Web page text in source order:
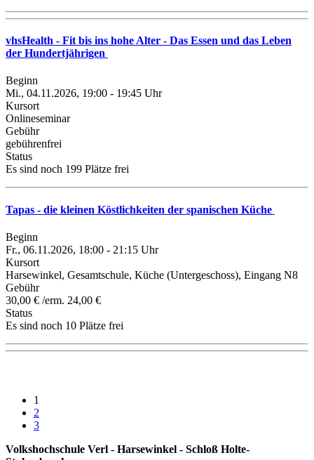
vhsHealth - Fit bis ins hohe Alter - Das Essen und das Leben
der Hundertjährigen
Beginn
Mi., 04.11.2026, 19:00 - 19:45 Uhr
Kursort
Onlineseminar
Gebühr
gebührenfrei
Status
Es sind noch 199 Plätze frei
Tapas - die kleinen Köstlichkeiten der spanischen Küche
Beginn
Fr., 06.11.2026, 18:00 - 21:15 Uhr
Kursort
Harsewinkel, Gesamtschule, Küche (Untergeschoss), Eingang N8
Gebühr
30,00 € /erm. 24,00 €
Status
Es sind noch 10 Plätze frei
1
2
3
Volkshochschule Verl - Harsewinkel - Schloß Holte-